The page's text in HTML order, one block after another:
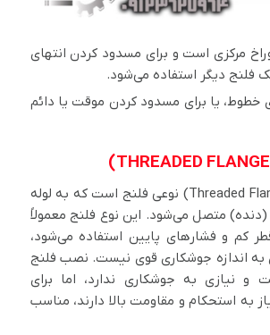
مرکزی است و برای مسدود کردن انتهای
فلنج دیگر استفاده می‌شود.
خطوط، یا برای مسدود کردن موقت یا دائم
(Threaded Flange) نوعی فلنج است که به لوله
(دنده) متصل می‌شود. این نوع فلنج معمولاً
کم و فشارهای پایین استفاده می‌شود،
به اندازه جوشکاری قوی نیست. نصب فلنج
و نیازی به جوشکاری ندارد، اما برای
به استحکام و مقاومت بالا دارند، مناسب